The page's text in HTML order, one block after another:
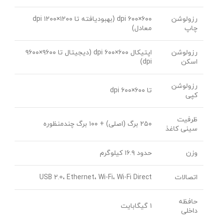
رزولوشن
چاپ
۶۰۰×۶۰۰ dpi (بهبودیافته تا ۱۲۰۰×۱۲۰۰ dpi
معادل)
رزولوشن
اسکن
اپتیکال ۶۰۰×۶۰۰ dpi (دیجیتال تا ۹۶۰۰×۹۶۰۰
dpi)
رزولوشن
کپی
تا ۶۰۰×۶۰۰ dpi
ظرفیت
سینی کاغذ
۲۵۰ برگ (اصلی) + ۱۰۰ برگ چندمنظوره
وزن حدود ۱۶.۹ کیلوگرم
اتصالات USB 2.0، Ethernet، Wi-Fi، Wi-Fi Direct
حافظه
داخلی
۱ گیگابایت